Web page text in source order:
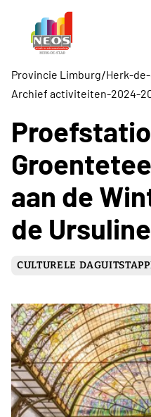
Provincie Limburg/Herk-
Archief activiteiten-2024-
aan de
de
CULTURELE